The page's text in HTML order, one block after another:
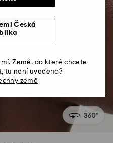
Česká
Země, do které chcete
tu není uvedena?
země